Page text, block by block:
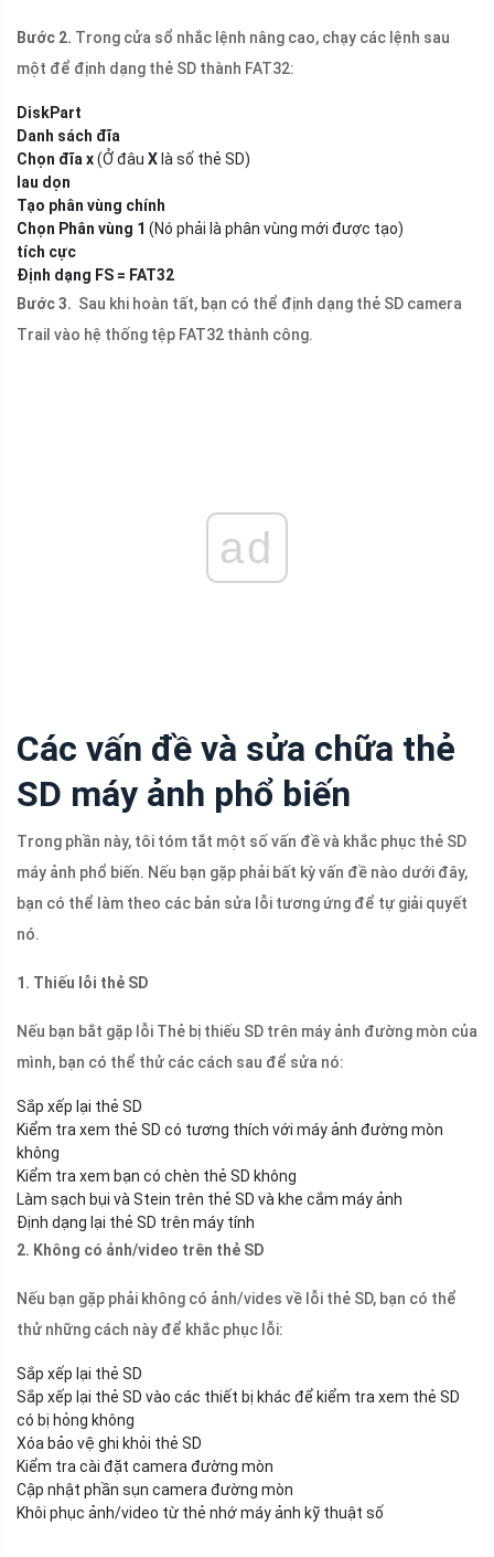
Bước 2. Trong cửa sổ nhắc lệnh nâng cao, chạy các lệnh sau
một để định dạng thẻ SD thành FAT32:
DiskPart
Danh sách đĩa
Chọn đĩa x(Ở đâu X là số thẻ SD)
lau dọn
Tạo phân vùng chính
Chọn Phân vùng 1 (Nó phải là phân vùng mới được tạo)
tích cực
Định dạng FS = FAT32
Bước 3. Sau khi hoàn tất, bạn có thể định dạng thẻ SD camera
Trail vào hệ thống tệp FAT32 thành công.
ad
Các vấn đề và sửa chữa thẻ
SD máy ảnh phổ biến
Trong phần này, tôi tóm tắt một số vấn đề và khắc phục thẻ SD
máy ảnh phổ biến. Nếu bạn gặp phải bất kỳ vấn đề nào dưới đây,
bạn có thể làm theo các bản sửa lỗi tương ứng để tự giải quyết
nó.
1. Thiếu lỗi thẻ SD
Nếu bạn bắt gặp lỗi Thẻ bị thiếu SD trên máy ảnh đường mòn của
mình, bạn có thể thử các cách sau để sửa nó:
Sắp xếp lại thẻ SD
Kiểm tra xem thẻ SD có tương thích với máy ảnh đường mòn
không
Kiểm tra xem bạn có chèn thẻ SD không
Làm sạch bụi và Stein trên thẻ SD và khe cắm máy ảnh
Định dạng lại thẻ SD trên máy tính
2. Không có ảnh/video trên thẻ SD
Nếu bạn gặp phải không có ảnh/vides về lỗi thẻ SD, bạn có thể
thử những cách này để khắc phục lỗi:
Sắp xếp lại thẻ SD
Sắp xếp lại thẻ SD vào các thiết bị khác để kiểm tra xem thẻ SD
có bị hỏng không
Xóa bảo vệ ghi khỏi thẻ SD
Kiểm tra cài đặt camera đường mòn
Cập nhật phần sụn camera đường mòn
Khôi phục ảnh/video từ thẻ nhớ máy ảnh kỹ thuật số